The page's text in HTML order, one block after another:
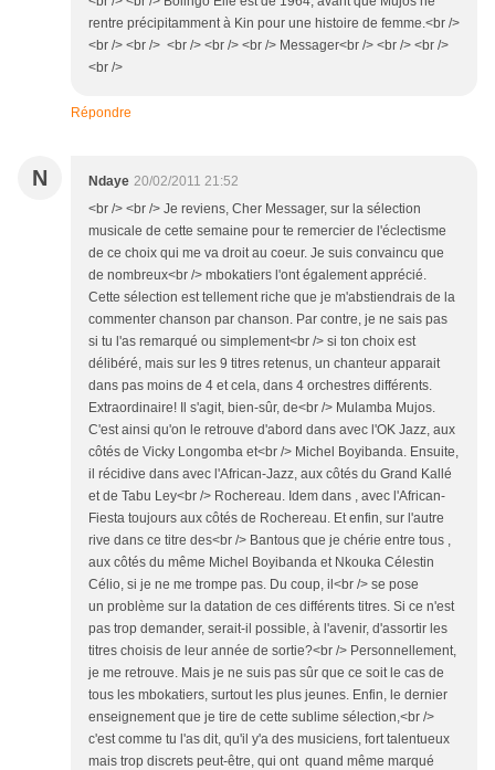
rentre précipitamment à Kin pour une histoire de femme.<br />
<br /> <br /> <br /> <br /> <br /> Messager<br /> <br /> <br />
<br />
Répondre
N Ndaye 20/02/2011 21:52
<br /> <br /> Je reviens, Cher Messager, sur la sélection
musicale de cette semaine pour te remercier de l'éclectisme
de ce choix qui me va droit au coeur. Je suis convaincu que
de nombreux<br /> mbokatiers l'ont également apprécié.
Cette sélection est tellement riche que je m'abstiendrais de la
commenter chanson par chanson. Par contre, je ne sais pas
si tu l'as remarqué ou simplement<br /> si ton choix est
délibéré, mais sur les 9 titres retenus, un chanteur apparait
dans pas moins de 4 et cela, dans 4 orchestres différents.
Extraordinaire! Il s'agit, bien-sûr, de<br /> Mulamba Mujos.
C'est ainsi qu'on le retrouve d'abord dans avec l'OK Jazz, aux
côtés de Vicky Longomba et<br /> Michel Boyibanda. Ensuite,
il récidive dans avec l'African-Jazz, aux côtés du Grand Kallé
et de Tabu Ley<br /> Rochereau. Idem dans , avec l'African-
Fiesta toujours aux côtés de Rochereau. Et enfin, sur l'autre
rive dans ce titre des<br /> Bantous que je chérie entre tous ,
aux côtés du même Michel Boyibanda et Nkouka Célestin
Célio, si je ne me trompe pas. Du coup, il<br /> se pose
un problème sur la datation de ces différents titres. Si ce n'est
pas trop demander, serait-il possible, à l'avenir, d'assortir les
titres choisis de leur année de sortie?<br /> Personnellement,
je me retrouve. Mais je ne suis pas sûr que ce soit le cas de
tous les mbokatiers, surtout les plus jeunes. Enfin, le dernier
enseignement que je tire de cette sublime sélection,<br />
c'est comme tu l'as dit, qu'il y'a des musiciens, fort talentueux
mais trop discrets peut-être, qui ont quand même marqué